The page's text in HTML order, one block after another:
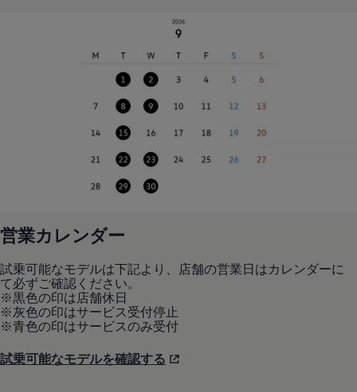
営業カレンダー
試乗可能なモデルは下記より、店舗の営業日はカレンダーに
て必ずご確認ください。
※黒色の印は店舗休日
※灰色の印はサービス受付停止
※青色の印はサービスのみ受付
試乗可能なモデルを確認する